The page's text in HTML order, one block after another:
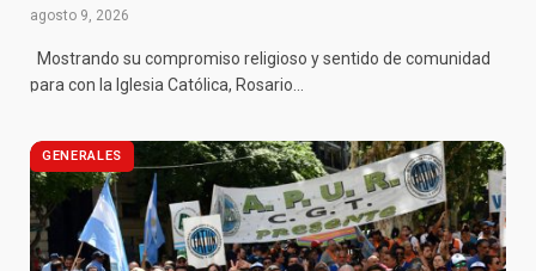
agosto 9, 2026
Mostrando su compromiso religioso y sentido de comunidad
para con la Iglesia Católica, Rosario…
GENERALES